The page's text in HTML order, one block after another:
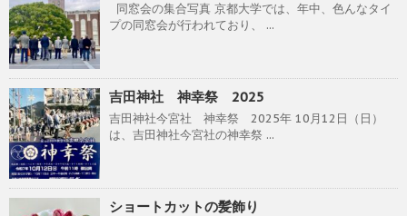
同窓会の集合写真 京都大学では、年中、色んなタイ
プの同窓会が行われており、 ...
吉田神社 神幸祭 2025
吉田神社今宮社 神幸祭 2025年 10月12日（日）
は、吉田神社今宮社の神幸祭 ...
ショートカットの髪飾り